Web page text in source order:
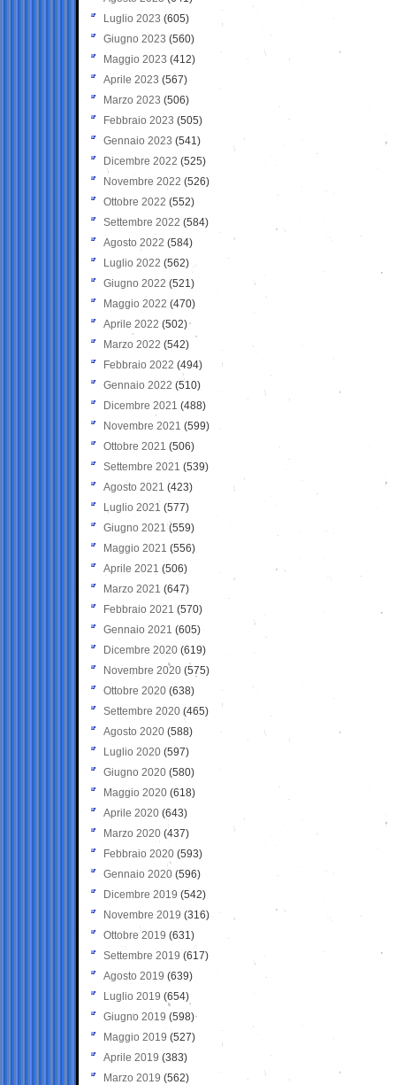
Luglio 2023 (605)
Giugno 2023 (560)
Maggio 2023 (412)
Aprile 2023 (567)
Marzo 2023 (506)
Febbraio 2023 (505)
Gennaio 2023 (541)
Dicembre 2022 (525)
Novembre 2022 (526)
Ottobre 2022 (552)
Settembre 2022 (584)
Agosto 2022 (584)
Luglio 2022 (562)
Giugno 2022 (521)
Maggio 2022 (470)
Aprile 2022 (502)
Marzo 2022 (542)
Febbraio 2022 (494)
Gennaio 2022 (510)
Dicembre 2021 (488)
Novembre 2021 (599)
Ottobre 2021 (506)
Settembre 2021 (539)
Agosto 2021 (423)
Luglio 2021 (577)
Giugno 2021(559)
Maggio 2021 (556)
Aprile 2021 (506)
Marzo 2021 (647)
Febbraio 2021 (570)
Gennaio 2021 (605)
Dicembre 2020 (619)
Novembre 2020 (575)
Ottobre 2020 (638)
Settembre 2020(465)
Agosto 2020 (588)
Luglio 2020 (597)
Giugno 2020 (580)
Maggio 2020 (618)
Aprile 2020 (643)
Marzo 2020 (437)
Febbraio 2020 (593)
Gennaio 2020 (596)
Dicembre 2019 (542)
Novembre 2019 (316)
Ottobre 2019 (631)
Settembre 2019 (617)
Agosto 2019 (639)
Luglio 2019 (654)
Giugno 2019 (598)
Maggio 2019 (527)
Aprile 2019 (383)
Marzo 2019 (562)